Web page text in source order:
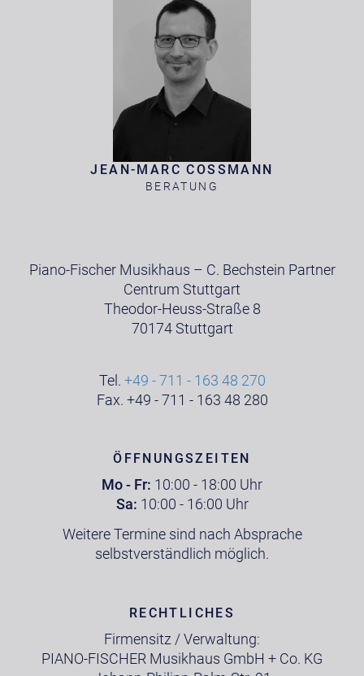
JEAN-MARC COSSMANN
BERATUNG
Piano-Fischer Musikhaus – C. Bechstein Partner
Centrum Stuttgart
Theodor-Heuss-Straße 8
70174 Stuttgart
Tel. +49 - 711 - 163 48 270
Fax. +49 - 711 - 163 48 280
ÖFFNUNGSZEITEN
Mo - Fr: 10:00 - 18:00 Uhr
Sa: 10:00 - 16:00 Uhr
Weitere Termine sind nach Absprache
selbstverständlich möglich.
RECHTLICHES
Firmensitz / Verwaltung:
PIANO-FISCHER Musikhaus GmbH + Co. KG